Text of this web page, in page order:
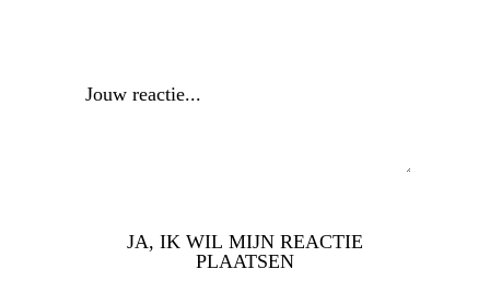
JA, IK WIL MIJN REACTIE
PLAATSEN